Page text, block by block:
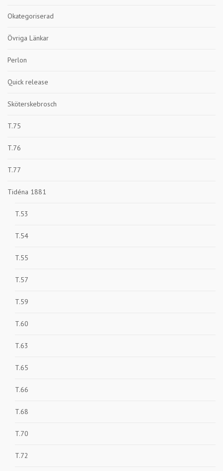
Okategoriserad
Övriga Länkar
Perlon
Quick release
Sköterskebrosch
T.75
T.76
T.77
Tidéna 1881
T.53
T.54
T.55
T.57
T.59
T.60
T.63
T.65
T.66
T.68
T.70
T.72